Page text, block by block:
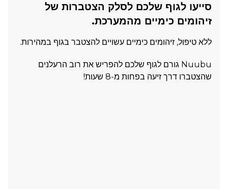
סייעו לגוף שלכם לסלק הצטברות של
זיהומים כימיים מהמערכת.
ללא טיפול, זיהומים כימיים עשויים להצטבר בגוף במהירות.
Nuubu גורם לגוף שלכם להפריש את רוב הרעלנים
שהצטברו דרך זיעה בפחות מ-8 שעות!